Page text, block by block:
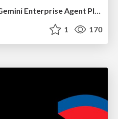
AI ネイティブな組織に Gemini Enterprise Agent Platform がなぜ必要なのか
1 170